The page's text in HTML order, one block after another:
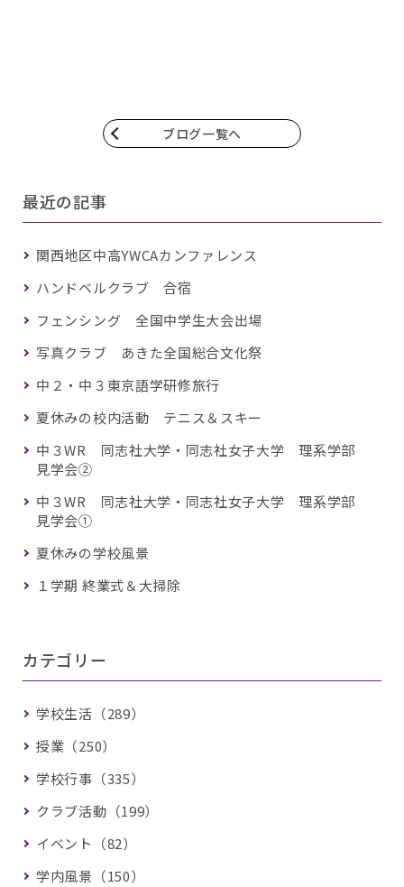
ブログ一覧へ
最近の記事
関西地区中高YWCAカンファレンス
ハンドベルクラブ 合宿
フェンシング 全国中学生大会出場
写真クラブ あきた全国総合文化祭
中２・中３東京語学研修旅行
夏休みの校内活動 テニス＆スキー
中３WR 同志社大学・同志社女子大学 理系学部
見学会②
中３WR 同志社大学・同志社女子大学 理系学部
見学会①
夏休みの学校風景
１学期 終業式＆大掃除
カテゴリー
学校生活（289）
授業（250）
学校行事（335）
クラブ活動（199）
イベント（82）
学内風景（150）